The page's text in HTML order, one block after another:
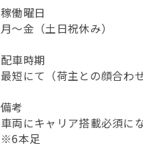
稼働曜日
月～金（土日祝休み）
配車時期
最短にて（荷主との顔合わ
備考
車両にキャリア搭載必須に
※6本足